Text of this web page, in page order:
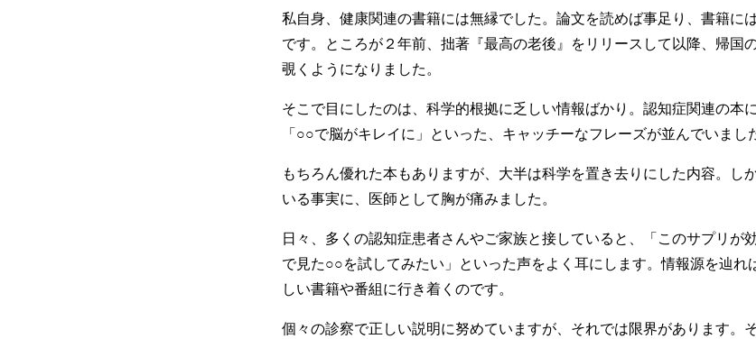
私自身、健康関連の書籍には無縁でした。論文を読めば事足り、書籍に
です。ところが２年前、拙著『最高の老後』をリリースして以降、帰国
覗くようになりました。
そこで目にしたのは、科学的根拠に乏しい情報ばかり。認知症関連の本
「○○で脳がキレイに」といった、キャッチーなフレーズが並んでいまし
もちろん優れた本もありますが、大半は科学を置き去りにした内容。し
いる事実に、医師として胸が痛みました。
日々、多くの認知症患者さんやご家族と接していると、「このサプリ
で見た○○を試してみたい」といった声をよく耳にします。情報源を辿れ
しい書籍や番組に行き着くのです。
個々の診察で正しい説明に努めていますが、それでは限界があります。